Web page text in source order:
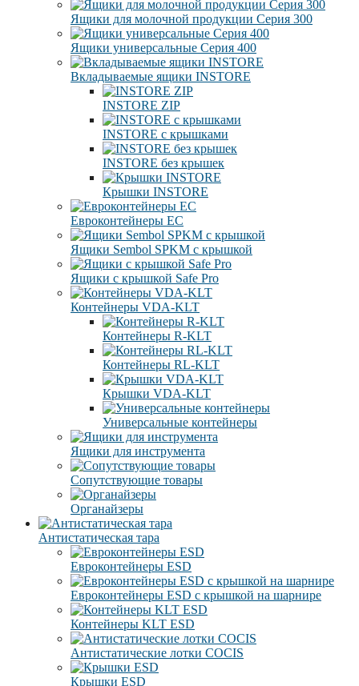
Ящики для молочной продукции Серия 300
Ящики универсальные Серия 400
Вкладываемые ящики INSTORE
INSTORE ZIP
INSTORE с крышками
INSTORE без крышек
Крышки INSTORE
Евроконтейнеры ЕC
Ящики Sembol SPKM с крышкой
Ящики с крышкой Safe Pro
Контейнеры VDA-KLT
Контейнеры R-KLT
Контейнеры RL-KLT
Крышки VDA-KLT
Универсальные контейнеры
Ящики для инструмента
Сопутствующие товары
Органайзеры
Антистатическая тара
Eвроконтейнеры ЕSD
Евроконтейнеры ESD с крышкой на шарнире
Контейнеры KLT ESD
Антистатические лотки COCIS
Крышки ESD